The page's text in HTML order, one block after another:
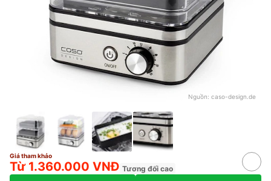
Nguồn: caso-design.de
Giá tham khảo
Từ 1.360.000 VNĐ Tương đối cao